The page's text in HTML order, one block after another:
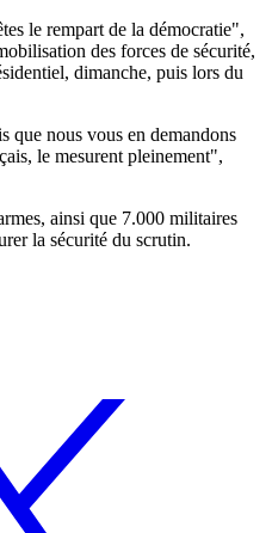
le rempart de la démocratie",
des forces de sécurité,
dimanche, puis lors du
que nous vous en demandons
le mesurent pleinement",
ainsi que 7.000 militaires
la sécurité du scrutin.